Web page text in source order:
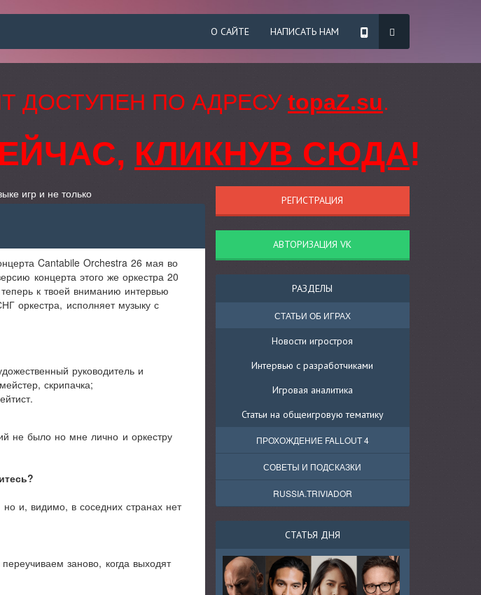
О САЙТЕ НАПИСАТЬ НАМ
ДОСТУПЕН ПО АДРЕСУ topaZ.su.
КЛИКНУВ СЮДА!
игр и не только
Cantabile Orchestra 26 мая во
концерта этого же оркестра 20
к твоей вниманию интервью
оркестра, исполняет музыку с
руководитель и
скрипачка;
не было но мне лично и оркестру
и, видимо, в соседних странах нет
заново, когда выходят
РЕГИСТРАЦИЯ
АВТОРИЗАЦИЯ VK
РАЗДЕЛЫ
СТАТЬИ ОБ ИГРАХ
Новости игростроя
Интервью с разработчиками
Игровая аналитика
Статьи на общеигровую тематику
ПРОХОЖДЕНИЕ FALLOUT 4
СОВЕТЫ И ПОДСКАЗКИ
RUSSIA.TRIVIADOR
СТАТЬЯ ДНЯ